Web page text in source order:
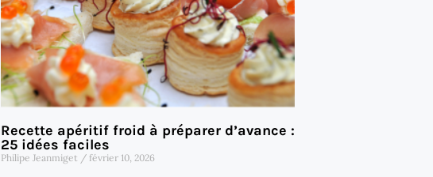
Recette apéritif froid à préparer d’avance :
25 idées faciles
Philipe Jeanmiget février 10, 2026